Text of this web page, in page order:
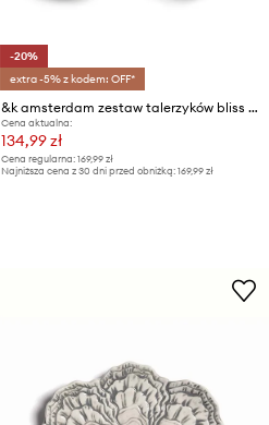
-20%
extra -5% z kodem: OFF*
&k amsterdam zestaw talerzyków bliss small 4-pack
Cena aktualna:
134,99 zł
Cena regularna: 169,99 zł
Najniższa cena z 30 dni przed obniżką: 169,99 zł